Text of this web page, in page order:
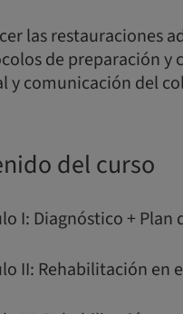
las restauraciones
de preparación
y comunicación del
del curso
I: Diagnóstico +
II: Rehabilitación en